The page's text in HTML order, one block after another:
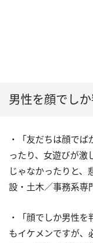
男性を顔でし
・「友だちは顔で
ったり、女遊びが激
じゃなかったりと
設・土木／事務系専
・「顔でしか男性
もイケメンですが、